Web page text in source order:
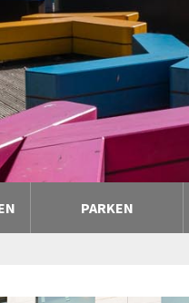
PARKEN